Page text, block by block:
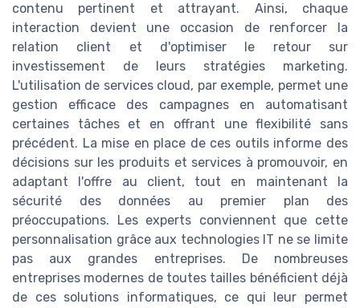
contenu pertinent et attrayant. Ainsi, chaque
interaction devient une occasion de renforcer la
relation client et d'optimiser le retour sur
investissement de leurs stratégies marketing.
L'utilisation de services cloud, par exemple, permet une
gestion efficace des campagnes en automatisant
certaines tâches et en offrant une flexibilité sans
précédent. La mise en place de ces outils informe des
décisions sur les produits et services à promouvoir, en
adaptant l'offre au client, tout en maintenant la
sécurité des données au premier plan des
préoccupations. Les experts conviennent que cette
personnalisation grâce aux technologies IT ne se limite
pas aux grandes entreprises. De nombreuses
entreprises modernes de toutes tailles bénéficient déjà
de ces solutions informatiques, ce qui leur permet